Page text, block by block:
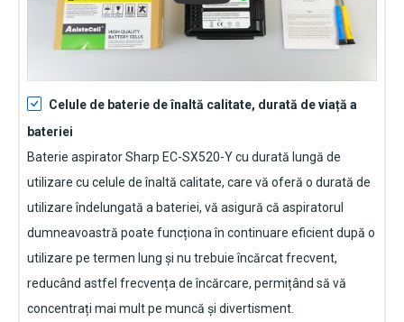
Celule de baterie de înaltă calitate, durată de viață a
bateriei
Baterie aspirator Sharp EC-SX520-Ycu durată lungă de
utilizare cu celule de înaltă calitate, care vă oferă o durată de
utilizare îndelungată a bateriei, vă asigură că aspiratorul
dumneavoastră poate funcționa în continuare eficient după o
utilizare pe termen lung și nu trebuie încărcat frecvent,
reducând astfel frecvența de încărcare, permițând să vă
concentrați mai mult pe muncă și divertisment.